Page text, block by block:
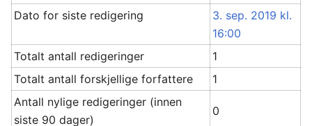
Dato for siste redigering
3. sep. 2019 kl.
16:00
Totalt antall redigeringer
1
Totalt antall forskjellige forfattere
1
Antall nylige redigeringer (innen
siste 90 dager)
0